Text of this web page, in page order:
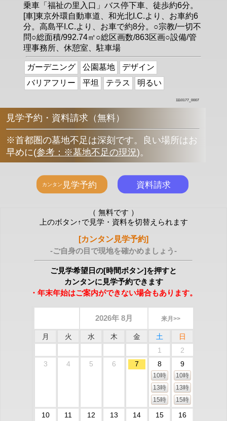
乗車「福祉の里入口」バス停下車、徒歩約6分。
[車]東京外環自動車道、和光北I.C.より、お車約6
分。高島平I.C.より、お車で約8分。○宗教/一切不
問○総面積/992.74㎡○総区画数/863区画○設備/管
理事務所、休憩室、駐車場
ガーデニング 公園墓地
デザイン
バリアフリー
平坦 テラス 明るい
1110177_0007
見学予約・資料請求（無料）
※首都圏の墓地不足は深刻です。良い場所はお
早めに(参考：※墓地不足の現況)。
（ 無料です ）
上のボタン↑で見学・資料を切替えられます
[カンタン見学予約]
-ご自身の目で現地を確かめましょう-
ご見学希望日の[時間ボタン]を押すと
カンタンに見学予約できます
・年末年始はご案内ができない場合もあります。
2026年 8月 来月>>
月 火 水 木 金 土
日
1
2
3
4 5 6 7 8
10時
13時
15時
9
10時
13時
15時
10 11 12 13 14 15 16